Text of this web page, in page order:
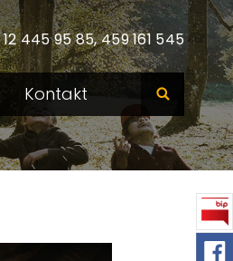
12 445 95 85, 459 161 545
Kontakt